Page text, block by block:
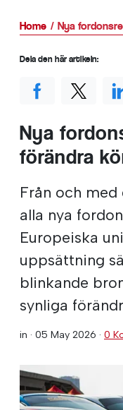
Home Nya
Nya
förändra
Från och
alla nya
Europeiska
uppsättning
blinkande
synliga
in · 05 May 2026 · 0
Dela den här artikeln: